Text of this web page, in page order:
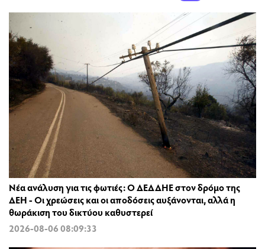
Νέα ανάλυση για τις φωτιές: Ο ΔΕΔΔΗΕ στον δρόμο της
ΔΕΗ - Οι χρεώσεις και οι αποδόσεις αυξάνονται, αλλά η
θωράκιση του δικτύου καθυστερεί
2026-08-06 08:09:33